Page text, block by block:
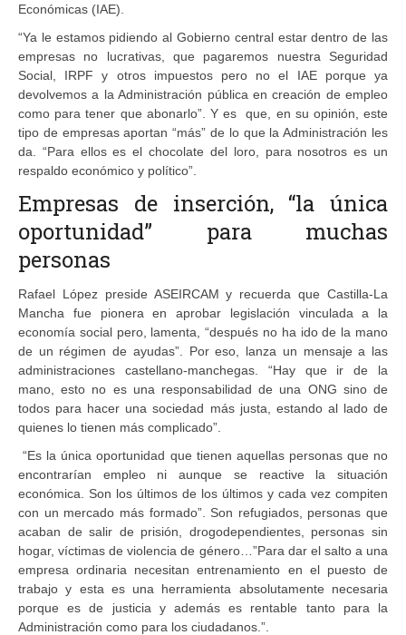
Económicas (IAE).
“Ya le estamos pidiendo al Gobierno central estar dentro de las
empresas no lucrativas, que pagaremos nuestra Seguridad
Social, IRPF y otros impuestos pero no el IAE porque ya
devolvemos a la Administración pública en creación de empleo
como para tener que abonarlo”. Y es que, en su opinión, este
tipo de empresas aportan “más” de lo que la Administración les
da. “Para ellos es el chocolate del loro, para nosotros es un
respaldo económico y político”.
Empresas de inserción, “la única
oportunidad” para muchas
personas
Rafael López preside ASEIRCAM y recuerda que Castilla-La
Mancha fue pionera en aprobar legislación vinculada a la
economía social pero, lamenta, “después no ha ido de la mano
de un régimen de ayudas”. Por eso, lanza un mensaje a las
administraciones castellano-manchegas. “Hay que ir de la
mano, esto no es una responsabilidad de una ONG sino de
todos para hacer una sociedad más justa, estando al lado de
quienes lo tienen más complicado”.
“Es la única oportunidad que tienen aquellas personas que no
encontrarían empleo ni aunque se reactive la situación
económica. Son los últimos de los últimos y cada vez compiten
con un mercado más formado”. Son refugiados, personas que
acaban de salir de prisión, drogodependientes, personas sin
hogar, víctimas de violencia de género…”Para dar el salto a una
empresa ordinaria necesitan entrenamiento en el puesto de
trabajo y esta es una herramienta absolutamente necesaria
porque es de justicia y además es rentable tanto para la
Administración como para los ciudadanos.”.